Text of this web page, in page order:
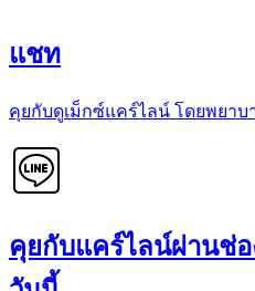
แชท
คุยกับดูเม็กซ์แคร์ไลน์ โดยพยา
คุยกับแคร์ไลน์ผ่านช่